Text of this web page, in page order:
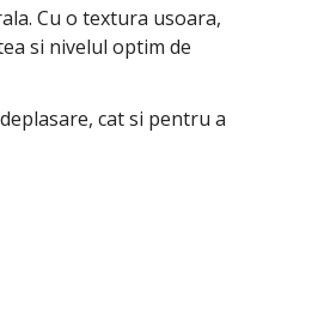
Cu o textura usoara,
si nivelul optim de
cat si pentru a